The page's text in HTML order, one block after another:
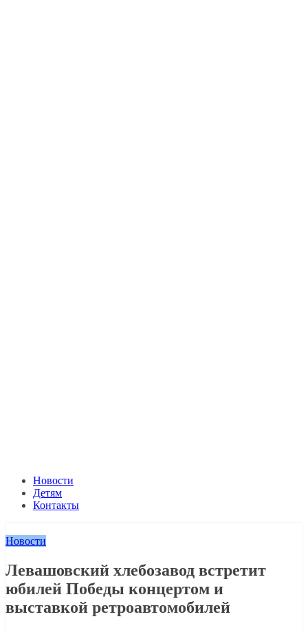
Новости
Детям
Контакты
Новости
Левашовский хлебозавод встретит
юбилей Победы концертом и
выставкой ретроавтомобилей